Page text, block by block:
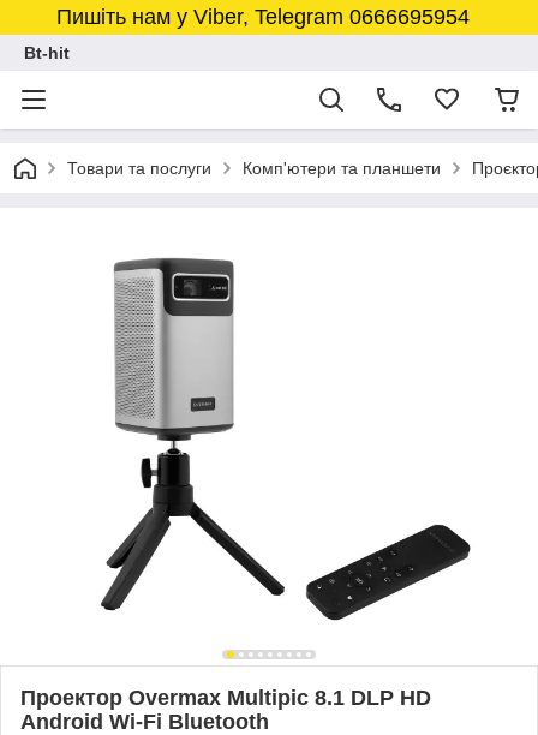
Пишіть нам у Viber, Telegram 0666695954
Bt-hit
Товари та послуги Комп'ютери та планшети
Проектор Overmax Multipic 8.1 DLP HD
Android Wi-Fi Bluetooth